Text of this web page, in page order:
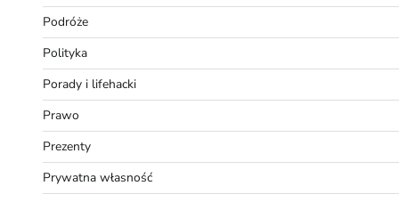
Podróże
Polityka
Porady i lifehacki
Prawo
Prezenty
Prywatna własność